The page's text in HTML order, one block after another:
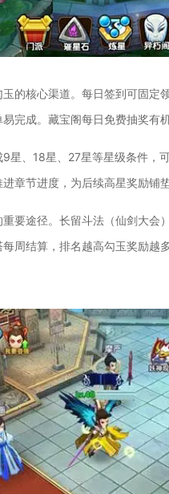
的核心渠道。每日签到可固定
完成。藏宝阁每日免费抽奖有
星、18星、27星等星级条件，
章节进度，为后续高星奖励铺垫
要途径。长留斗法（仙剑大
周结算，排名越高勾玉奖励越